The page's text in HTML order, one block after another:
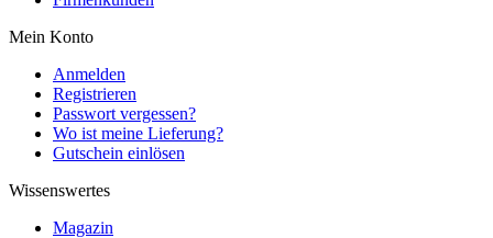
Mein Konto
Anmelden
Registrieren
Passwort vergessen?
Wo ist meine Lieferung?
Gutschein einlösen
Wissenswertes
Magazin